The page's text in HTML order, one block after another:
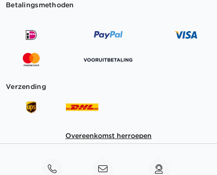
Betalingsmethoden
Verzending
Overeenkomst herroepen